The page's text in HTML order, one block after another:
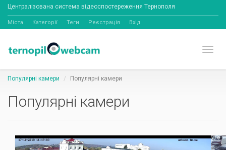
Централізована система відеоспостереження Тернополя
Міста Категорії Теги Реєстрація Вхід
Популярні камери Популярні камери
Популярні камери